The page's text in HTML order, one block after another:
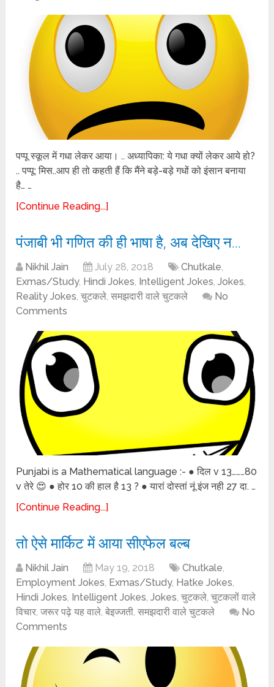
पप्पू स्कूल में गधा लेकर आया। .. अध्यापिका: ये गधा क्यों लेकर आये हो?
.. पप्पू: मिस..आप ही तो कहती हैं कि मैंने बड़े-बड़े गधों को इंसान बनाया
है… …
[Continue Reading...]
पंजाबी भी गणित की ही भाषा है, अब देखिए न…
Nikhil Jain July 28, 2018 Chutkale,
Exmas/Study, Hindi Jokes, Intelligent Jokes,Jokes,
Reality Jokes,चुटकले,समझदारी वाले चुटकले
No
Comments
Punjabi is a Mathematical language :- ● दिल v 13………80
v तेरे 😍 ● होर 10 की हाल है 13 ? ● यारां दोस्तां नूं इंज नही 27 दा. …
[Continue Reading...]
तो ऐसे मार्किट में आया सीएफेल बल्ब
Nikhil Jain May 19, 2018 Chutkale,
Employment Jokes, Exmas/Study, Hatke Jokes,
Hindi Jokes, Intelligent Jokes,Jokes,चुटकले,चुटकलों वाले
विचार,जरूर पढ़े यह वाले,बेइज्जती,समझदारी वाले चुटकले
No
Comments